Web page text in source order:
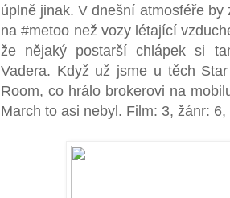
úplně jinak. V dnešní atmosféře
na #metoo než vozy létající
že nějaký postarší chlápek si
Vadera. Když už jsme u těch
Room, co hrálo brokerovi na
March to asi nebyl. Film: 3, žánr: